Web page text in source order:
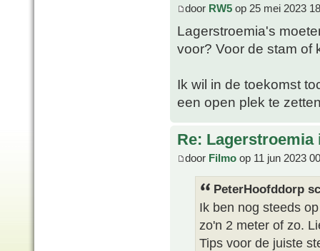
door RW5 op 25 mei 2023
Lagerstroemia's
voor? Voor de stam of
Ik wil in de toekomst
een open plek te
Re:
door Filmo op 11 jun 2023
PeterHoofddorp
Ik ben nog steeds
zo'n 2 meter of zo.
Tips voor de juiste